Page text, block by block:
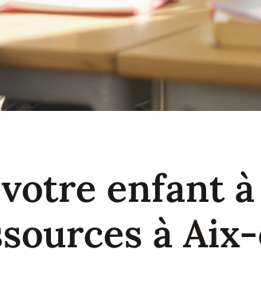
enfant
à